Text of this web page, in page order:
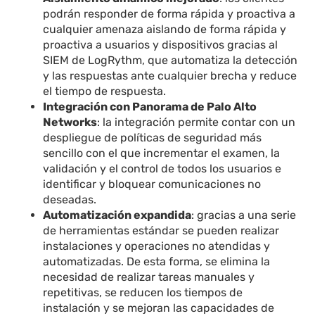
podrán responder de forma rápida y proactiva a
cualquier amenaza aislando de forma rápida y
proactiva a usuarios y dispositivos gracias al
SIEM de LogRythm, que automatiza la detección
y las respuestas ante cualquier brecha y reduce
el tiempo de respuesta.
Integración con Panorama de Palo Alto
Networks: la integración permite contar con un
despliegue de políticas de seguridad más
sencillo con el que incrementar el examen, la
validación y el control de todos los usuarios e
identificar y bloquear comunicaciones no
deseadas.
Automatización expandida: gracias a una serie
de herramientas estándar se pueden realizar
instalaciones y operaciones no atendidas y
automatizadas. De esta forma, se elimina la
necesidad de realizar tareas manuales y
repetitivas, se reducen los tiempos de
instalación y se mejoran las capacidades de